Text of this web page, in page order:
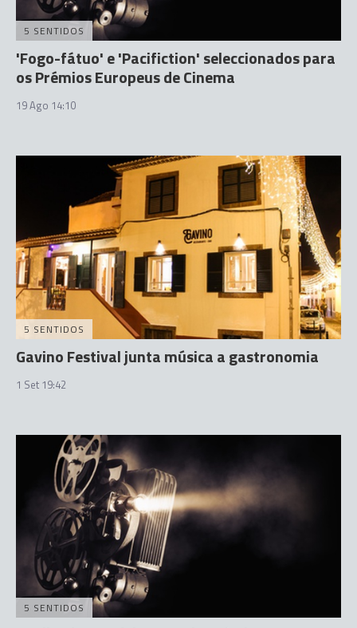
5 SENTIDOS
'Fogo-fátuo' e 'Pacifiction' seleccionados para
os Prémios Europeus de Cinema
19 Ago 14:10
5 SENTIDOS
Gavino Festival junta música a gastronomia
1 Set 19:42
5 SENTIDOS